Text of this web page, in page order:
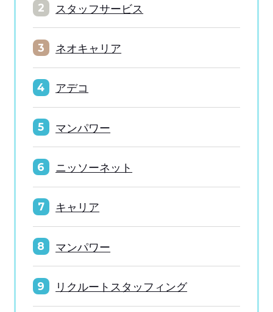
2 スタッフサービス
3 ネオキャリア
4 アデコ
5 マンパワー
6 ニッソーネット
7 キャリア
8 マンパワー
9 リクルートスタッフィング